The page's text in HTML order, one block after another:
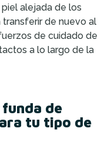
alejada de los
de nuevo al
de cuidado de
a lo largo de la
de
tu tipo de